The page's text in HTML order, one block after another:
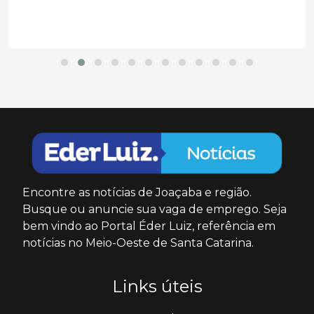
Encontre as notícias de Joaçaba e região.
Busque ou anuncie sua vaga de emprego. Seja
bem vindo ao Portal Éder Luiz, referência em
notícias no Meio-Oeste de Santa Catarina.
Links úteis